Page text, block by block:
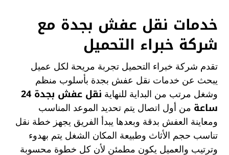
خدمات نقل عفش بجدة مع
شركة خبراء التحميل
تقدم شركة خبراء التحميل تجربة مريحة لكل عميل
يبحث عن خدمات نقل عفش بجدة بأسلوب منظم
وشغل مرتب من البداية للنهاية
نقل عفش بجدة 24
ساعة من أول اتصال يتم تحديد الموعد المناسب
ومعاينة العفش بدقة وبعدها يبدأ الفريق يجهز خطة نقل
تناسب حجم الأثاث وطبيعة المكان الشغل يتم بهدوء
وترتيب والعميل يكون مطمئن لأن كل خطوة محسوبة